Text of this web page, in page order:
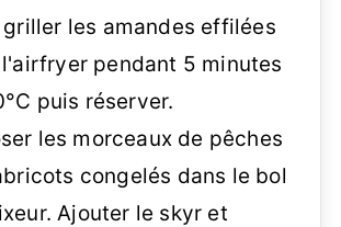
griller les amandes effilées
pendant 5 minutes
puis réserver.
les morceaux de pêches
congelés dans le bol
Ajouter le skyr et